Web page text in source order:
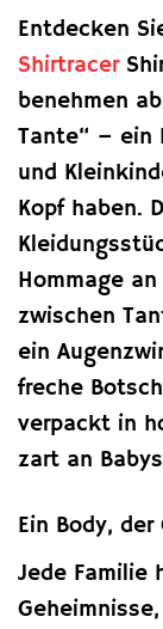
Entdecken
Shirtracer
benehmen
Tante“ – ein
und
Kopf haben.
Hommage
zwischen
ein
freche
verpackt in
zart an
Ein Body,
Jede Familie